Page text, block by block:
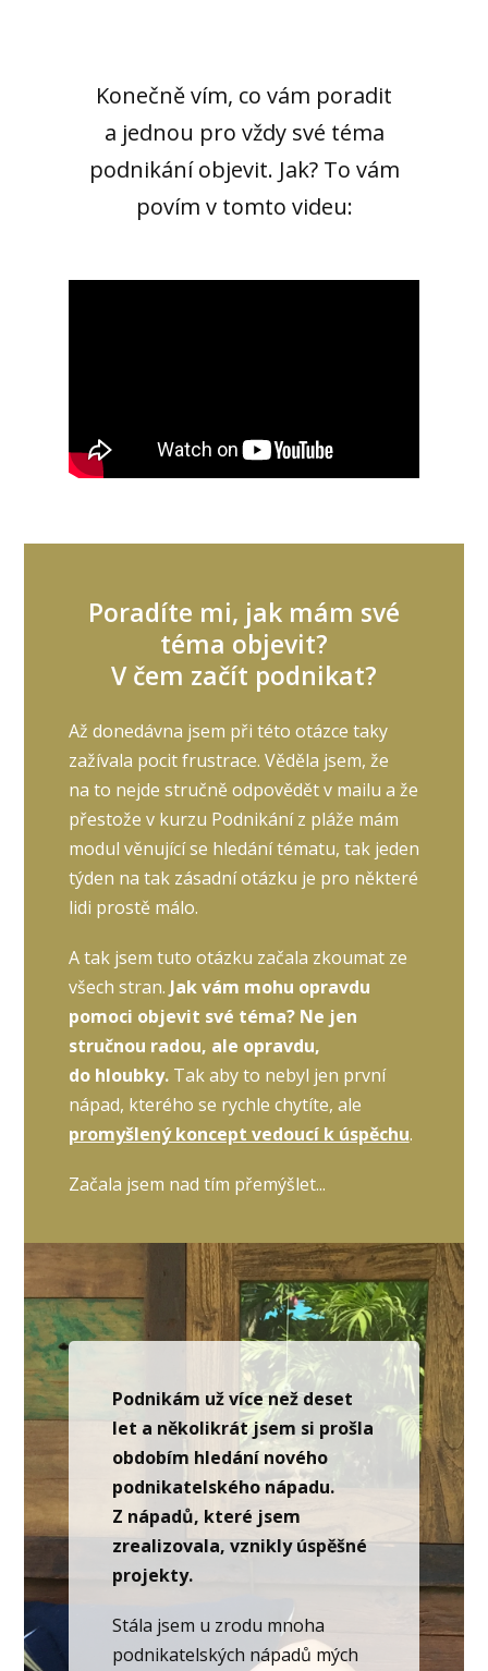
Konečně vím, co vám poradit
a jednou pro vždy své téma
podnikání objevit. Jak? To vám
povím v tomto videu:
Poradíte mi, jak mám své
téma objevit?
V čem začít podnikat?
Až donedávna jsem při této otázce taky
zažívala pocit frustrace. Věděla jsem, že
na to nejde stručně odpovědět v mailu a že
přestože v kurzu Podnikání z pláže mám
modul věnující se hledání tématu, tak jeden
týden na tak zásadní otázku je pro některé
lidi prostě málo.
A tak jsem tuto otázku začala zkoumat ze
všech stran. Jak vám mohu opravdu
pomoci objevit své téma? Ne jen
stručnou radou, ale opravdu,
do hloubky.Tak aby to nebyl jen první
nápad, kterého se rychle chytíte, ale
promyšlený koncept vedoucí k úspěchu.
Začala jsem nad tím přemýšlet...
Podnikám už více než deset
let a několikrát jsem si prošla
obdobím hledání nového
podnikatelského nápadu.
Z nápadů, které jsem
zrealizovala, vznikly úspěšné
projekty.
Stála jsem u zrodu mnoha
podnikatelských nápadů mých